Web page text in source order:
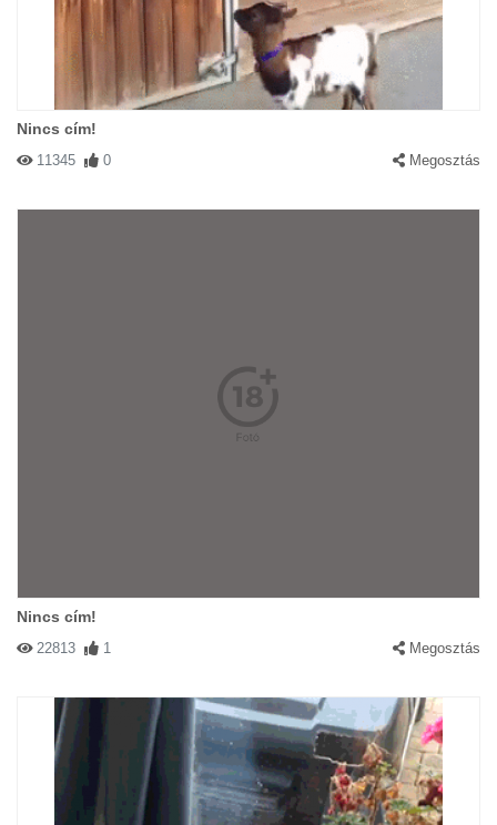
Nincs cím!
11345 0 Megosztás
Nincs cím!
22813 1 Megosztás